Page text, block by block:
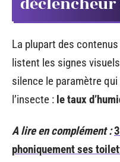
La plupart des
listent les signes
silence le paramètre
l’insecte : le taux
A lire en complément :
phoniquement ses